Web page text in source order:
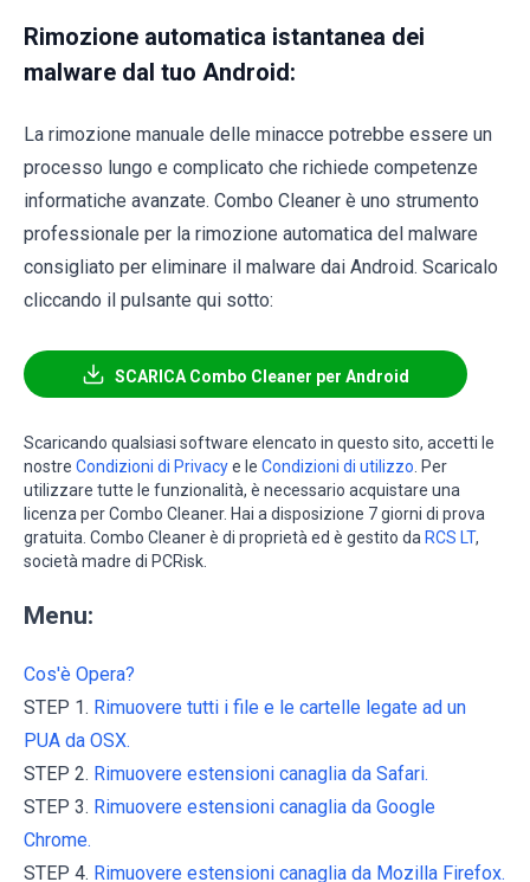
Rimozione automatica istantanea dei
malware dal tuo Android:
La rimozione manuale delle minacce potrebbe essere un
processo lungo e complicato che richiede competenze
informatiche avanzate. Combo Cleaner è uno strumento
professionale per la rimozione automatica del malware
consigliato per eliminare il malware dai Android. Scaricalo
cliccando il pulsante qui sotto:
SCARICA Combo Cleaner per Android
Scaricando qualsiasi software elencato in questo sito, accetti le
nostre Condizioni di Privacye le Condizioni di utilizzo . Per
utilizzare tutte le funzionalità, è necessario acquistare una
licenza per Combo Cleaner. Hai a disposizione 7 giorni di prova
gratuita. Combo Cleaner è di proprietà ed è gestito da RCS LT,
società madre di PCRisk.
Menu:
Cos'è Opera?
STEP 1. Rimuovere tutti i file e le cartelle legate ad un
PUA da OSX.
STEP 2. Rimuovere estensioni canaglia da Safari.
STEP 3. Rimuovere estensioni canaglia da Google
Chrome.
STEP 4. Rimuovere estensioni canaglia da Mozilla Firefox.